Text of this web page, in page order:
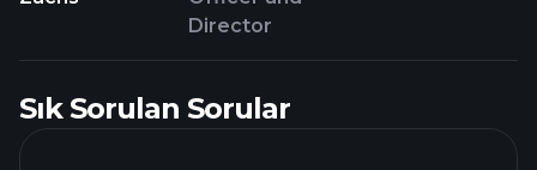
Director
Sık Sorulan Sorular